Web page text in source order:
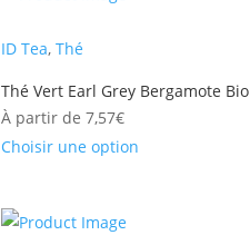
ID Tea,Thé
Thé Vert Earl Grey Bergamote Bio
À partir de7,57€
Choisir une option